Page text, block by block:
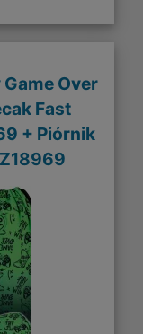
Over
Fast
+ Piórnik